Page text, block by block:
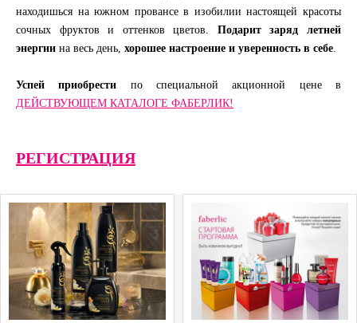
находишься на южном провансе в изобилии настоящей красоты
сочных фруктов и оттенков цветов. Подарит заряд летней
энергии на весь день, хорошее настроение и уверенность в себе
Успей приобрести по специальной акционной цене в
ДЕЙСТВУЮЩЕМ КАТАЛОГЕ ФАБЕРЛИК!
РЕГИСТРАЦИЯ